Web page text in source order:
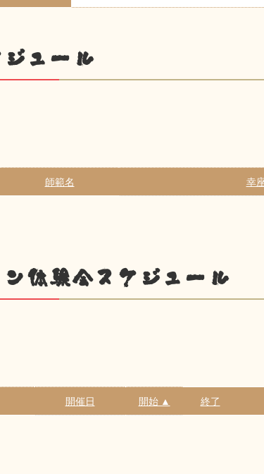
ュール
師範名 幸
ン体験会スケジュール
開催日 開始 ▲ 終了